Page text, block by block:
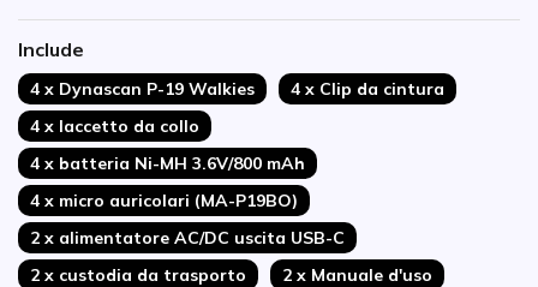
Include
4 x Dynascan P-19 Walkies
4 x Clip da cintura
4 x laccetto da collo
4 x batteria Ni-MH 3.6V/800 mAh
4 x micro auricolari (MA-P19BO)
2 x alimentatore AC/DC uscita USB-C
2 x custodia da trasporto
2 x Manuale d'uso